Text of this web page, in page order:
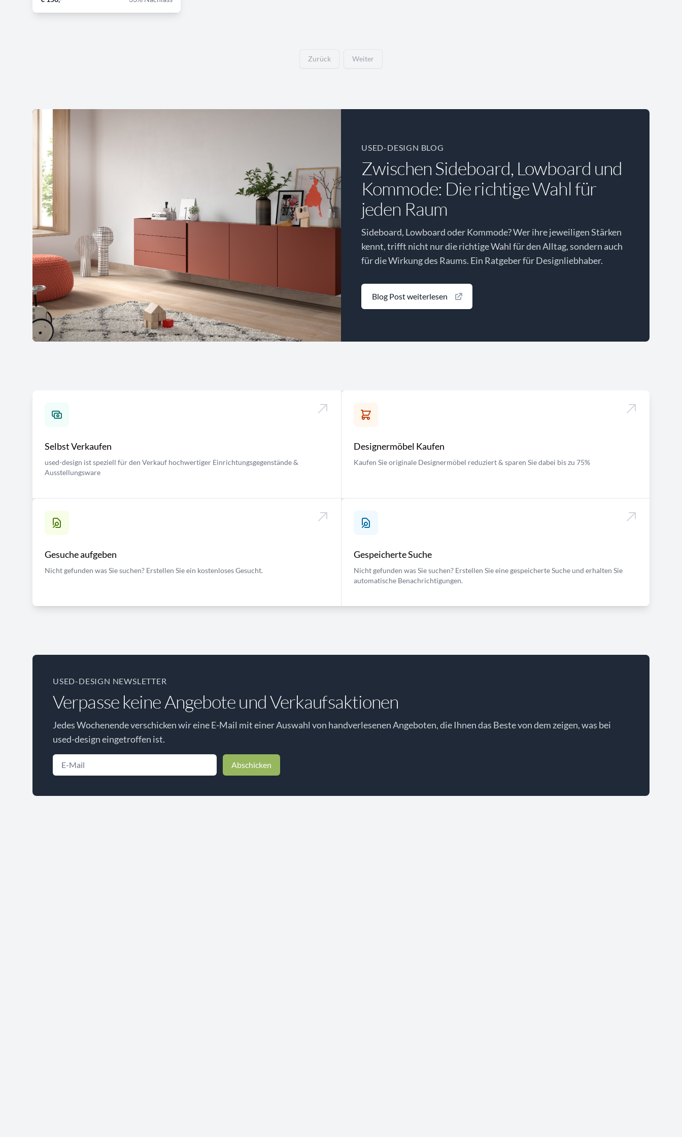
Zurück Weiter
USED-DESIGN BLOG
Zwischen Sideboard, Lowboard und
Kommode: Die richtige Wahl für
jeden Raum
Sideboard, Lowboard oder Kommode? Wer ihre jeweiligen Stärken
kennt, trifft nicht nur die richtige Wahl für den Alltag, sondern auch
für die Wirkung des Raums. Ein Ratgeber für Designliebhaber.
Blog Post weiterlesen
Selbst Verkaufen
used-design ist speziell für den Verkauf hochwertiger Einrichtungsgegenstände &
Ausstellungsware
Designermöbel Kaufen
Kaufen Sie originale Designermöbel reduziert & sparen Sie dabei bis zu 75%
Gesuche aufgeben
Nicht gefunden was Sie suchen? Erstellen Sie ein kostenloses Gesucht.
Gespeicherte Suche
Nicht gefunden was Sie suchen? Erstellen Sie eine gespeicherte Suche und erhalten Sie
automatische Benachrichtigungen.
USED-DESIGN NEWSLETTER
Verpasse keine Angebote und Verkaufsaktionen
Jedes Wochenende verschicken wir eine E-Mail mit einer Auswahl von handverlesenen Angeboten, die Ihnen das Beste von dem zeigen, was bei
used-design eingetroffen ist.
Abschicken